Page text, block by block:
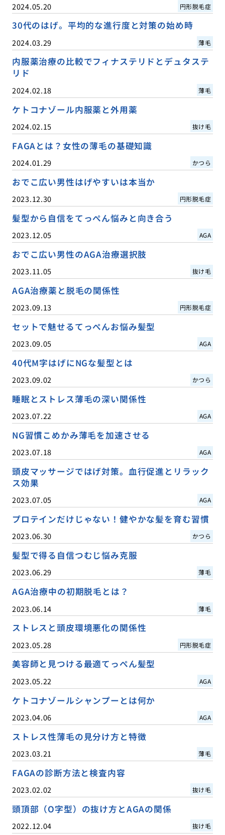
2024.05.20 円形脱毛症
30代のはげ。平均的な進行度と対策の始め時
2024.03.29 薄毛
内服薬治療の比較でフィナステリドとデュタステ
リド
2024.02.18 薄毛
ケトコナゾール内服薬と外用薬
2024.02.15 抜け毛
FAGAとは？女性の薄毛の基礎知識
2024.01.29 かつら
おでこ広い男性はげやすいは本当か
2023.12.30 円形脱毛症
髪型から自信をてっぺん悩みと向き合う
2023.12.05 AGA
おでこ広い男性のAGA治療選択肢
2023.11.05 抜け毛
AGA治療薬と脱毛の関係性
2023.09.13 円形脱毛症
セットで魅せるてっぺんお悩み髪型
2023.09.05 AGA
40代M字はげにNGな髪型とは
2023.09.02 かつら
睡眠とストレス薄毛の深い関係性
2023.07.22 AGA
NG習慣こめかみ薄毛を加速させる
2023.07.18 AGA
頭皮マッサージではげ対策。血行促進とリラック
ス効果
2023.07.05 AGA
プロテインだけじゃない！健やかな髪を育む習慣
2023.06.30 かつら
髪型で得る自信つむじ悩み克服
2023.06.29 薄毛
AGA治療中の初期脱毛とは？
2023.06.14 薄毛
ストレスと頭皮環境悪化の関係性
2023.05.28 円形脱毛症
美容師と見つける最適てっぺん髪型
2023.05.22 AGA
ケトコナゾールシャンプーとは何か
2023.04.06 AGA
ストレス性薄毛の見分け方と特徴
2023.03.21 薄毛
FAGAの診断方法と検査内容
2023.02.02 抜け毛
頭頂部（O字型）の抜け方とAGAの関係
2022.12.04 抜け毛